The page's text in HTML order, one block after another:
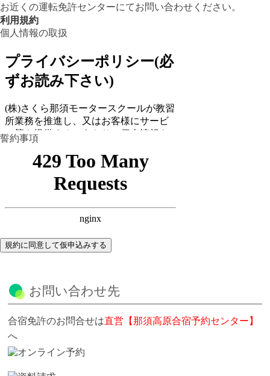
お近くの運転免許センターにてお問い合わせください。
利用規約
個人情報の取扱
誓約事項
規約に同意して仮申込みする
お問い合わせ先
合宿免許のお問合せは直営【那須高原合宿予約センター】
へ